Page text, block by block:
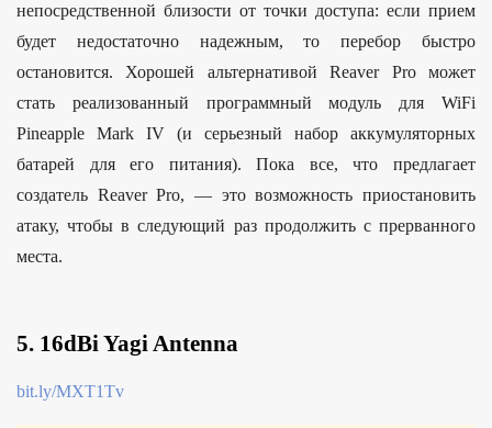
непосредственной близости от точки доступа: если прием
будет недостаточно надежным, то перебор быстро
остановится. Хорошей альтернативой Reaver Pro может
стать реализованный программный модуль для WiFi
Pineapple Mark IV (и серьезный набор аккумуляторных
батарей для его питания). Пока все, что предлагает
создатель Reaver Pro, — это возможность приостановить
атаку, чтобы в следующий раз продолжить с прерванного
места.
5. 16dBi Yagi Antenna
bit.ly/MXT1Tv